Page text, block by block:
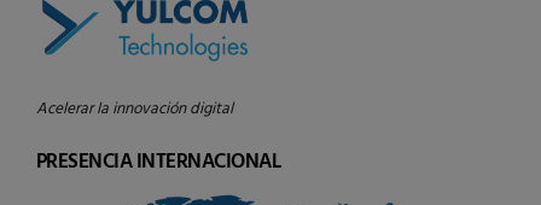
Acelerar la innovación digital
PRESENCIA INTERNACIONAL